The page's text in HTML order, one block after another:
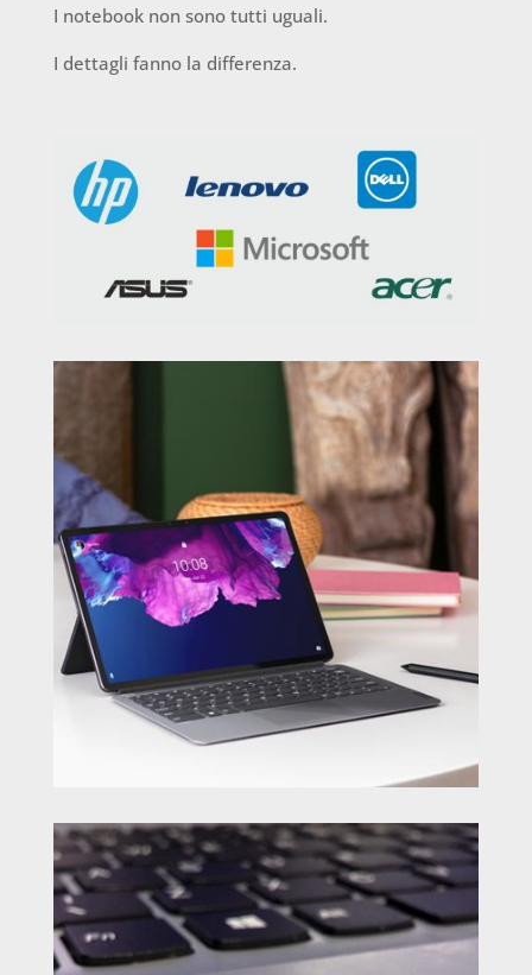
I notebook non sono tutti uguali.
I dettagli fanno la differenza.